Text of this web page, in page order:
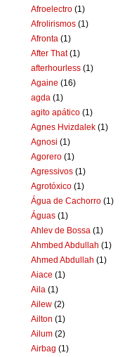
Afroelectro (1)
Afrolirismos (1)
Afronta (1)
After That (1)
afterhourless (1)
Againe (16)
agda (1)
agito apático (1)
Agnes Hvizdalek (1)
Agnosi (1)
Agorero (1)
Agressivos (1)
Agrotóxico (1)
Água de Cachorro (1)
Águas (1)
Ahlev de Bossa (1)
Ahmbed Abdullah (1)
Ahmed Abdullah (1)
Aiace (1)
Aila (1)
Ailew (2)
Ailton (1)
Ailum (2)
Airbag (1)